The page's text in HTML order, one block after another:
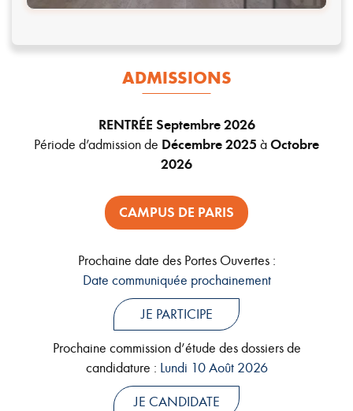
ADMISSIONS
RENTRÉE Septembre 2026
Période d’admission de Décembre 2025 àOctobre
2026
CAMPUS DE PARIS
Prochaine date des Portes Ouvertes :
Date communiquée prochainement
JE PARTICIPE
Prochaine commission d’étude des dossiers de
candidature : Lundi 10 Août 2026
JE CANDIDATE